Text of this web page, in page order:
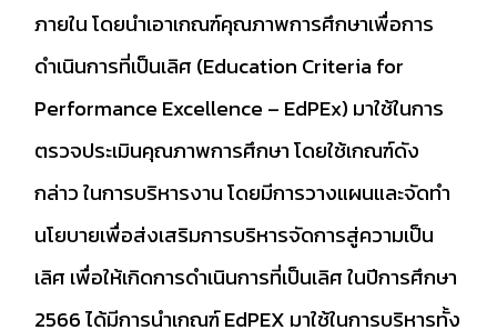
ภายใน โดยนำเอาเกณฑ์คุณภาพการศึกษาเพื่อการ
ดำเนินการที่เป็นเลิศ (Education Criteria for
Performance Excellence – EdPEx) มาใช้ในการ
ตรวจประเมินคุณภาพการศึกษา โดยใช้เกณฑ์ดัง
กล่าว ในการบริหารงาน โดยมีการวางแผนและจัดทำ
นโยบายเพื่อส่งเสริมการบริหารจัดการสู่ความเป็น
เลิศ เพื่อให้เกิดการดำเนินการที่เป็นเลิศ ในปีการศึกษา
2566 ได้มีการนำเกณฑ์ EdPEX มาใช้ในการบริหารทั้ง